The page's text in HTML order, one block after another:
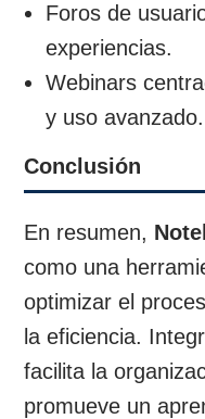
Foros de
experiencias.
Webinars
y uso avanzado.
Conclusión
En resumen,
como una
optimizar el
la eficiencia.
facilita la
promueve un